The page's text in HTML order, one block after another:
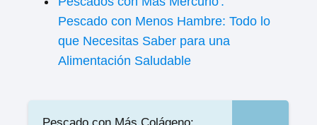
Pescado con Menos Hambre: Todo lo
que Necesitas Saber para una
Alimentación Saludable